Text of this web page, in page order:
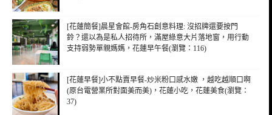
[花蓮簡餐]晨星會館-房角石創意料理: 沒招牌還要按門
鈴？還以為是私人招待所，滿屋綠意大片落地窗，用行動
支持弱勢單親媽媽，花蓮早午餐(瀏覽：116)
[花蓮早餐]小不點賣早餐-炒米粉口感水嫩 ，越吃越順口啊
(原台電營業所對面美而美)，花蓮小吃，花蓮美食(瀏覽：
37)